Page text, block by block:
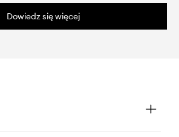
Dowiedz się więcej